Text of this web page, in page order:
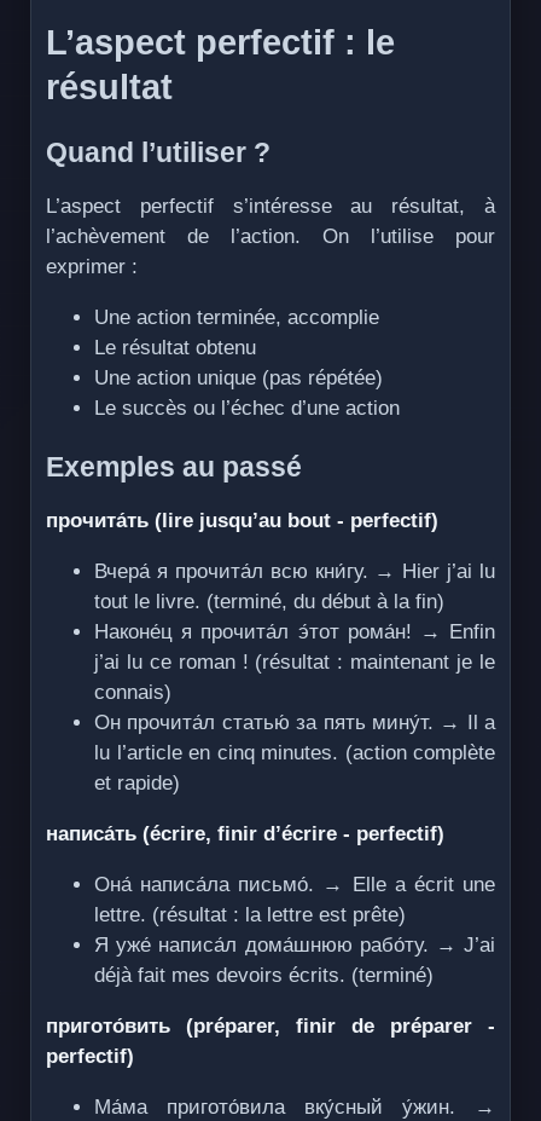
L’aspect perfectif : le
résultat
Quand l’utiliser ?
L’aspect perfectif s’intéresse au résultat, à
l’achèvement de l’action. On l’utilise pour
exprimer :
Une action terminée, accomplie
Le résultat obtenu
Une action unique (pas répétée)
Le succès ou l’échec d’une action
Exemples au passé
прочита́ть (lire jusqu’au bout - perfectif)
Вчера́ я прочита́л всю кни́гу. → Hier j’ai lu
tout le livre. (terminé, du début à la fin)
Наконе́ц я прочита́л э́тот рома́н! → Enfin
j’ai lu ce roman ! (résultat : maintenant je le
connais)
Он прочита́л статью́ за пять мину́т. → Il a
lu l’article en cinq minutes. (action complète
et rapide)
написа́ть (écrire, finir d’écrire - perfectif)
Она́ написа́ла письмо́. → Elle a écrit une
lettre. (résultat : la lettre est prête)
Я уже́ написа́л дома́шнюю рабо́ту. → J’ai
déjà fait mes devoirs écrits. (terminé)
пригото́вить (préparer, finir de préparer -
perfectif)
Ма́ма пригото́вила вку́сный у́жин. →